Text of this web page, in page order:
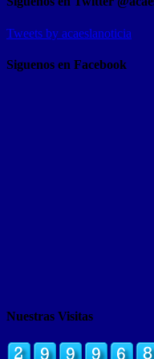
Tweets by acaeslanoticia
Siguenos en Facebook
Nuestras Visitas